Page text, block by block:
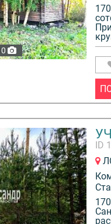
ID